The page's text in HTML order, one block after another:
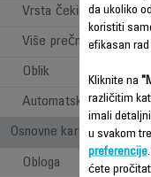
Vrsta čekinja
Više prečnika
Oblik
Automatska rotacija
Osnovne karakteristike
Obloga
da ukoliko
koristiti
efikasan
Kliknite na
različitim
imali
u svakom
preferencije
ćete